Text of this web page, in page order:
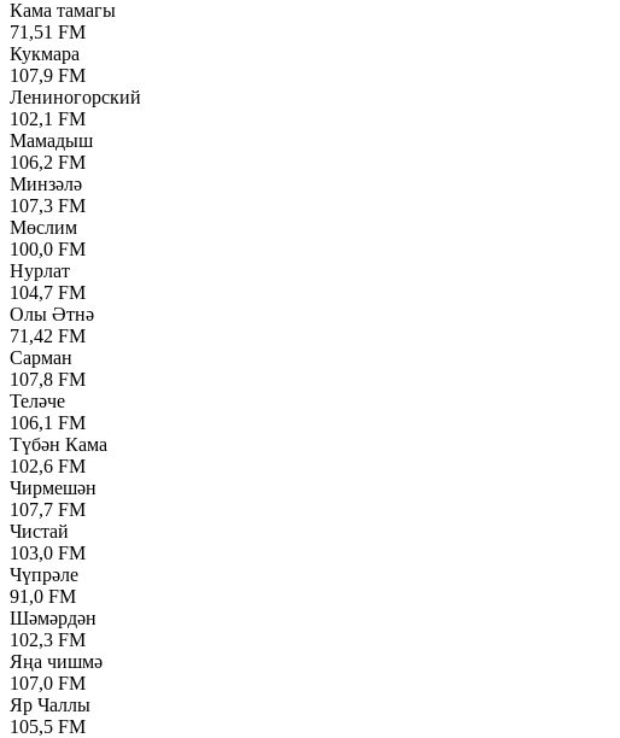
Кама тамагы
71,51 FM
Кукмара
107,9 FM
Лениногорский
102,1 FM
Мамадыш
106,2 FM
Минзәлә
107,3 FM
Мөслим
100,0 FM
Нурлат
104,7 FM
Олы Әтнә
71,42 FM
Сарман
107,8 FM
Теләче
106,1 FM
Түбән Кама
102,6 FM
Чирмешән
107,7 FM
Чистай
103,0 FM
Чүпрәле
91,0 FM
Шәмәрдән
102,3 FM
Яңа чишмә
107,0 FM
Яр Чаллы
105,5 FM